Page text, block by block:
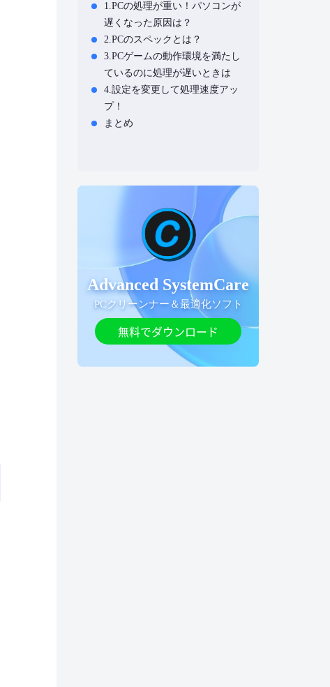
1.PCの処理が重い！パソコンが
遅くなった原因は？
2.PCのスペックとは？
3.PCゲームの動作環境を満たし
ているのに処理が遅いときは
4.設定を変更して処理速度アッ
プ！
まとめ
Advanced SystemCare
PCクリーンナー＆最適化ソフト
無料でダウンロード